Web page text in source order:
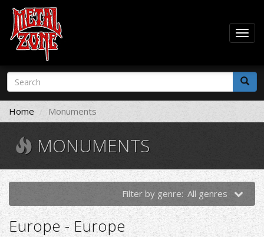
Skip
main
content
Search
form
Search
Home Monuments
MONUMENTS
Filter by genre: All genres
Europe - Europe